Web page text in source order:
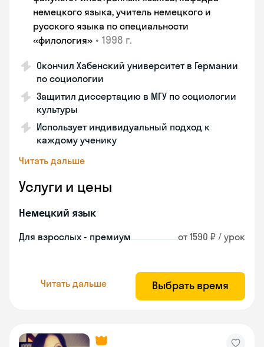
немецкого языка, учитель немецкого и
русского языка по специальности
«филология» • 1998 г.
Окончил Хабенский университет в Германии
по социологии
Защитил диссертацию в МГУ по социологии
культуры
Использует индивидуальный подход к
каждому ученику
Читать дальше
Услуги и цены
Немецкий язык
Для взрослых - премиум от 1590 ₽ / урок
Читать дальше Выбрать время